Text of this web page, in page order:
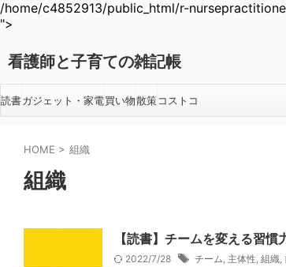
/home/c4852913/public_html/r-
">
看護師と子育ての雑記帳
読書ガジェット・家電買い物散策コストコ
HOME > 組織
組織
【読書】チームを変える習慣
2022/7/28 チーム, 主体性, 組織,